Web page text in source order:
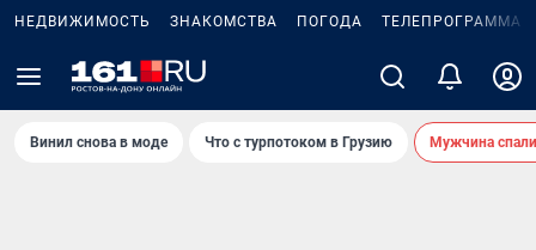
НЕДВИЖИМОСТЬ ЗНАКОМСТВА ПОГОДА ТЕЛЕПРОГРАММА
Винил снова в моде Что с турпотоком в Грузию Мужчина